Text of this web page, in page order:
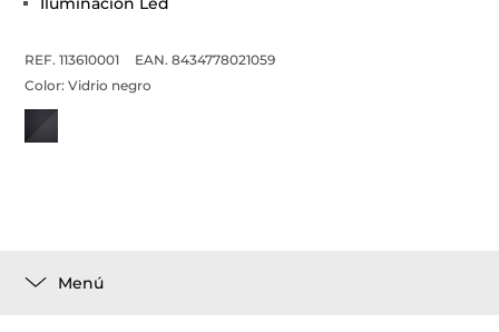
REF. 113610001
EAN. 8434778021059
Color:Vidrio negro
Menú